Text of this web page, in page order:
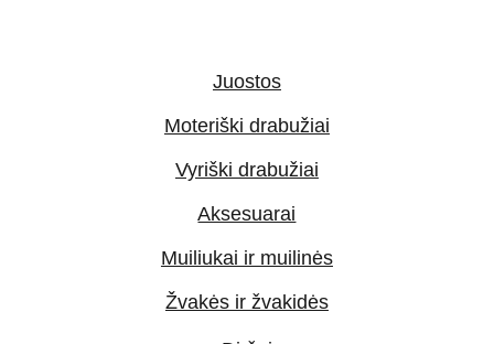
Moteriški drabužiai
Vyriški drabužiai
Aksesuarai
Muiliukai ir muilinės
Žvakės ir žvakidės
Juostos